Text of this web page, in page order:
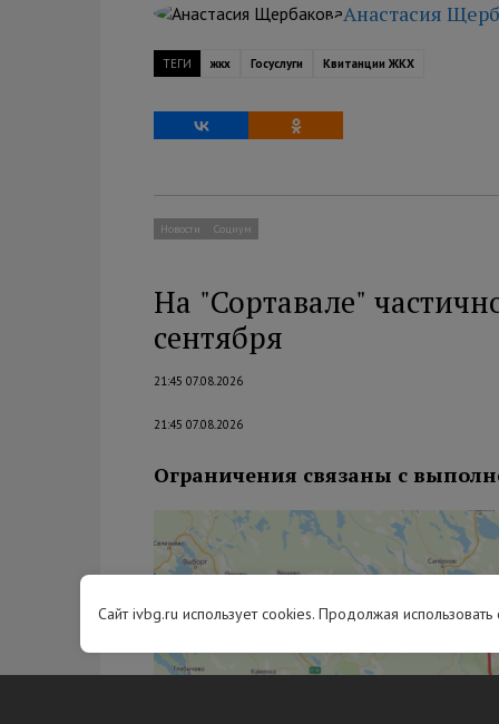
Анастасия
ТЕГИ жкх Госуслуги Квитанции ЖКХ
Новости Социум
На "Сортавале"
сентября
21:45 07.08.2026
21:45 07.08.2026
Ограничения связаны с
Сайт ivbg.ru использует cookies. Продолжая